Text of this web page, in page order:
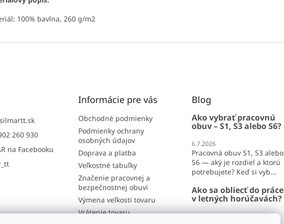
100% bavlna, 260 g/m2
silmartt.sk
260 930
na Facebooku
Informácie pre vás
Obchodné podmienky
Podmienky ochrany
osobných údajov
Doprava a platba
Veľkostné tabuľky
Značenie pracovnej a
bezpečnostnej obuvi
Výmena veľkosti tovaru
Vrátenie tovaru
Blog
Ako vybrať pracovnú
obuv – S1, S3 alebo S6?
6.7.2026
Pracovná obuv S1, S3 alebo
S6 — aký je rozdiel a ktorú
potrebujete? Keď si vyb...
Ako sa obliecť do práce
v letných horúčavách?
26.6.2026